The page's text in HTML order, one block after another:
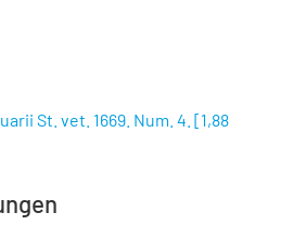
St. vet. 1669. Num. 4. [1,88